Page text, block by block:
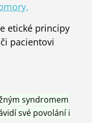
etické principy
pacientovi
syndromem
své povolání i